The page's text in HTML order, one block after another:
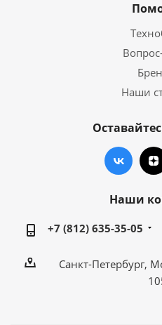
Наши
Наши
+7 (812) 635-35-05
Санкт-Петербург,